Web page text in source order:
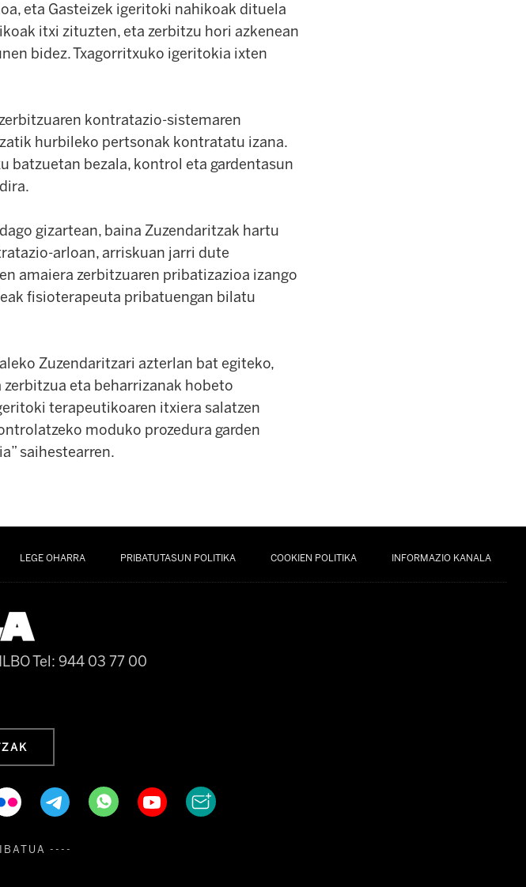
eta Gasteizek igeritoki nahikoak dituela
itxi zituzten, eta zerbitzu hori azkenean
bidez. Txagorritxuko igeritokia ixten
kontratazio-sistemaren
hurbileko pertsonak kontratatu izana.
batzuetan bezala, kontrol eta gardentasun
gizartean, baina Zuzendaritzak hartu
arloan, arriskuan jarri dute
amaiera zerbitzuaren pribatizazioa izango
fisioterapeuta pribatuengan bilatu
Zuzendaritzari azterlan bat egiteko,
eta beharrizanak hobeto
terapeutikoaren itxiera salatzen
moduko prozedura garden
saihestearren.
LEGE OHARRA PRIBATUTASUN POLITIKA COOKIEN POLITIKA INFORMAZIO KANALA
Tel: 944 03 77 00
----